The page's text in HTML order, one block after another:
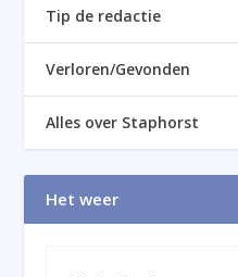
Tip de redactie
Verloren/Gevonden
Alles over Staphorst
Het weer